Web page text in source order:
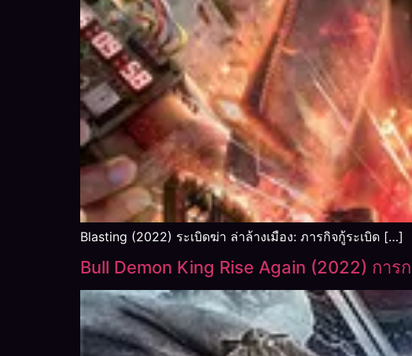
Blasting (2022) ระเบิดฆ่า ล่าล้างเมือง: ภารกิจกู้ระเบิด […]
Bull Demon King Rise Again (2022) การ